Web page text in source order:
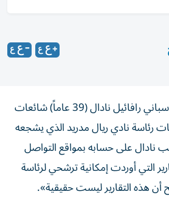
كذب أسطورة التنس الإسباني رافائيل نادال (39 عاماً) شائعات
رئاسة نادي ريال مدريد الذي يشجعه
نادال على حسابه بمواقع التواصل
التي أوردت إمكانية ترشحي لرئاسة
أن هذه التقارير ليست حقيقية».